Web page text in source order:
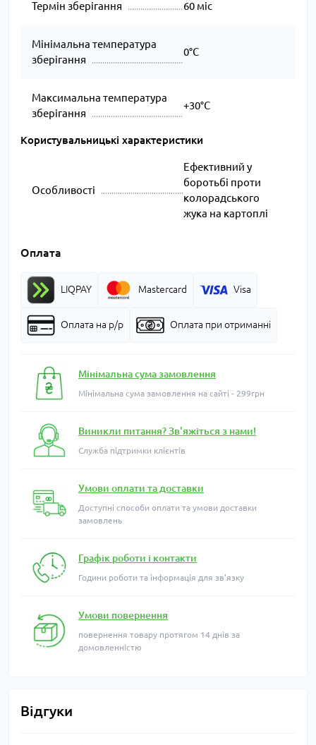
Термін зберігання 60 міс
Мінімальна температура
зберігання
0°C
Максимальна температура
зберігання
+30°C
Користувальницькі характеристики
Особливості
Ефективний у
боротьбі проти
колорадського
жука на картоплі
Оплата
LIQPAY Mastercard Visa
Оплата на р/р Оплата при отриманні
Мінімальна сума замовлення
Мінімальна сума замовлення на сайті - 299грн
Виникли питання? Зв'яжіться з нами!
Служба підтримки клієнтів
Умови оплати та доставки
Доступні способи оплати та умови доставки
замовлень
Графік роботи і контакти
Години роботи та інформація для зв'язку
Умови повернення
повернення товару протягом 14 днів за
домовленністю
Відгуки